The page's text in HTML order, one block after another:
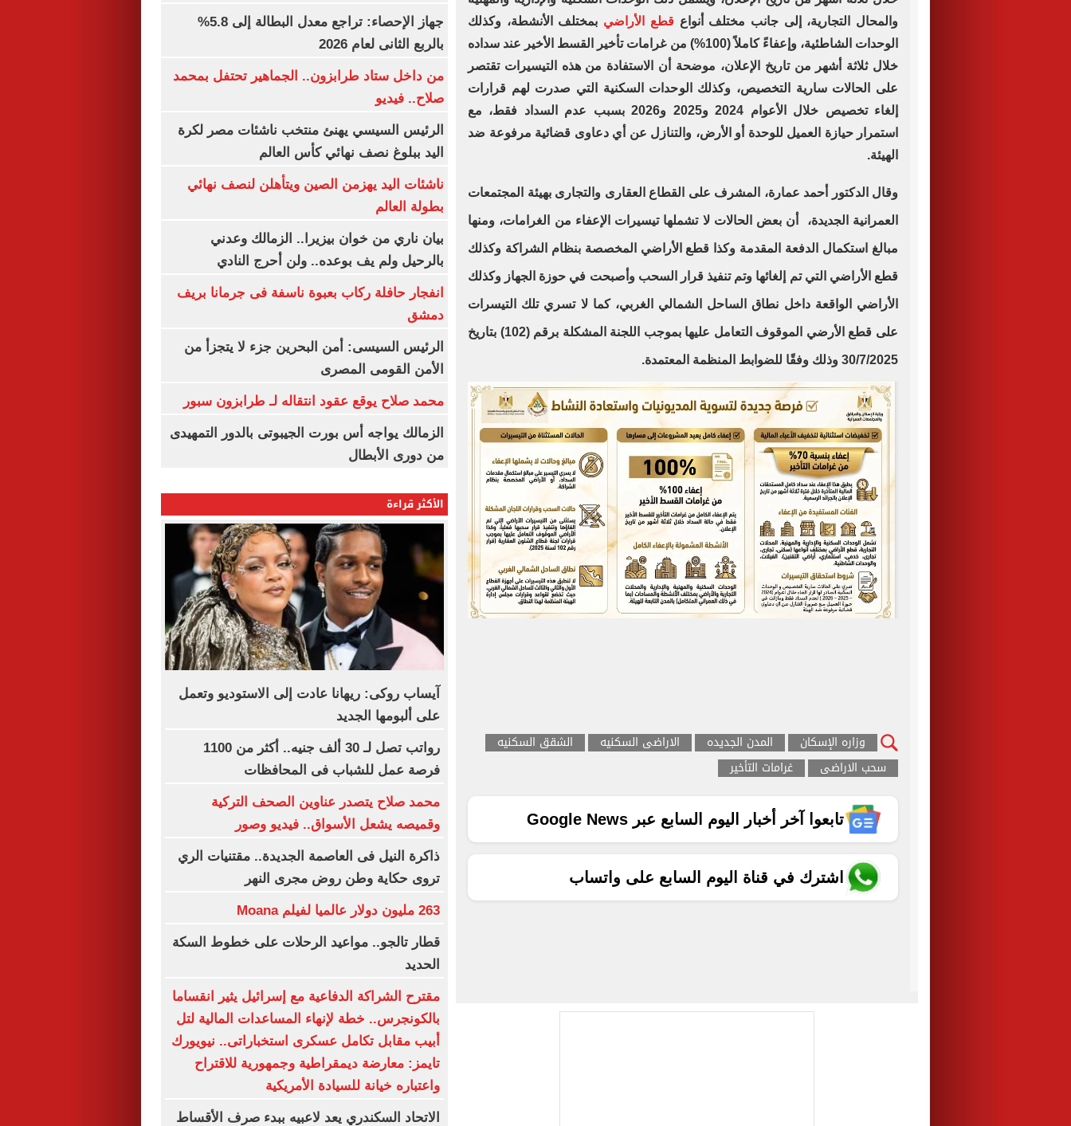
والمحال التجارية، إلى جانب مختلف أنواعقطع الأراضي بمختلف الأنشطة، وكذلك
الوحدات الشاطئية، وإعفاءً كاملاً (100%) من غرامات تأخير القسط الأخير عند سداده
خلال ثلاثة أشهر من تاريخ الإعلان، موضحة أن الاستفادة من هذه التيسيرات تقتصر
على الحالات سارية التخصيص، وكذلك الوحدات السكنية التي صدرت لهم قرارات
إلغاء تخصيص خلال الأعوام 2024 و2025 و2026 بسبب عدم السداد فقط، مع
استمرار حيازة العميل للوحدة أو الأرض، والتنازل عن أي دعاوى قضائية مرفوعة ضد
الهيئة.
وقال الدكتور أحمد عمارة، المشرف على القطاع العقارى والتجارى بهيئة المجتمعات
العمرانية الجديدة، أن بعض الحالات لا تشملها تيسيرات الإعفاء من الغرامات، ومنها
مبالغ استكمال الدفعة المقدمة وكذا قطع الأراضي المخصصة بنظام الشراكة وكذلك
قطع الأراضي التي تم إلغائها وتم تنفيذ قرار السحب وأصبحت في حوزة الجهاز وكذلك
الأراضي الواقعة داخل نطاق الساحل الشمالي الغربي، كما لا تسري تلك التيسرات
على قطع الأرضي الموقوف التعامل عليها بموجب اللجنة المشكلة برقم (102) بتاريخ
30/7/2025 وذلك وفقًا للضوابط المنظمة المعتمدة.
وزاره الإسكان المدن الجديده الاراضى السكنيه
الشقق السكنيه
سحب الاراضى
غرامات التأخير
تابعوا آخر أخبار اليوم السابع عبر Google News
اشترك في قناة اليوم السابع على واتساب
جهاز الإحصاء: تراجع معدل البطالة إلى 5.8%
بالربع الثانى لعام 2026
من داخل ستاد طرابزون.. الجماهير تحتفل بمحمد
صلاح.. فيديو
الرئيس السيسي يهنئ منتخب ناشئات مصر لكرة
اليد ببلوغ نصف نهائي كأس العالم
ناشئات اليد يهزمن الصين ويتأهلن لنصف نهائي
بطولة العالم
بيان ناري من خوان بيزيرا.. الزمالك وعدني
بالرحيل ولم يف بوعده.. ولن أحرج النادي
انفجار حافلة ركاب بعبوة ناسفة فى جرمانا بريف
دمشق
الرئيس السيسى: أمن البحرين جزء لا يتجزأ من
الأمن القومى المصرى
محمد صلاح يوقع عقود انتقاله لـ طرابزون سبور
الزمالك يواجه أس بورت الجيبوتى بالدور التمهيدى
من دورى الأبطال
الأكثر قراءة
آيساب روكى: ريهانا عادت إلى الاستوديو وتعمل
على ألبومها الجديد
رواتب تصل لـ 30 ألف جنيه.. أكثر من 1100
فرصة عمل للشباب فى المحافظات
محمد صلاح يتصدر عناوين الصحف التركية
وقميصه يشعل الأسواق.. فيديو وصور
ذاكرة النيل فى العاصمة الجديدة.. مقتنيات الري
تروى حكاية وطن روض مجرى النهر
263 مليون دولار عالميا لفيلم Moana
قطار تالجو.. مواعيد الرحلات على خطوط السكة
الحديد
مقترح الشراكة الدفاعية مع إسرائيل يثير انقساما
بالكونجرس.. خطة لإنهاء المساعدات المالية لتل
أبيب مقابل تكامل عسكرى استخباراتى.. نيويورك
تايمز: معارضة ديمقراطية وجمهورية للاقتراح
واعتباره خيانة للسيادة الأمريكية
الاتحاد السكندري يعد لاعبيه ببدء صرف الأقساط